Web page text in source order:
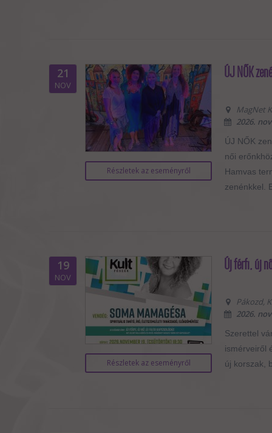
21
NOV
Részletek az eseményről
ÚJ NŐK
MagNet
2026.
ÚJ NŐK
női
Hamvas
zenénkkel.
19
NOV
Részletek az eseményről
Új férfi, új
Pákozd,
2026.
Szerettel
ismérveiről
új korszak,